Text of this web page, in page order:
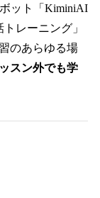
ット「KiminiAI
レーニング」
のあらゆる場
スン外でも学